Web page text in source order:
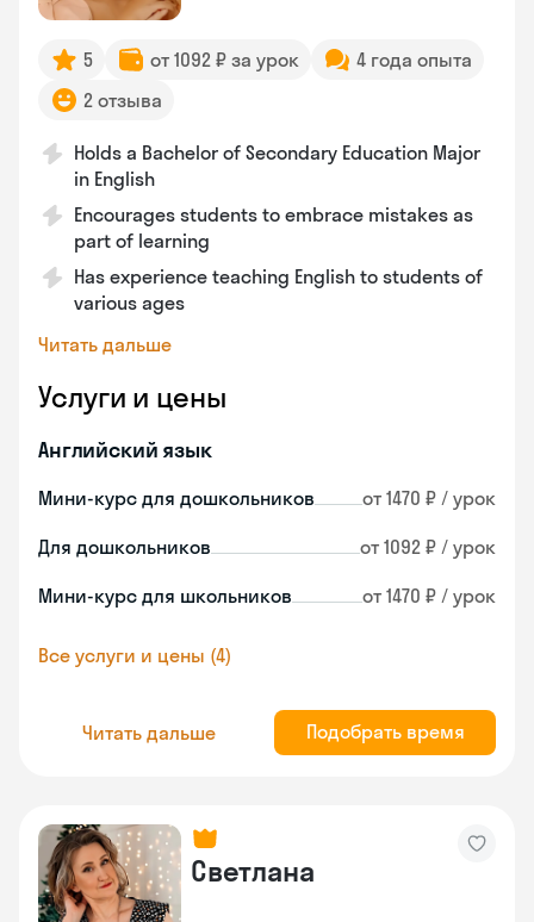
5 от 1092 ₽ за урок
4 года опыта
2 отзыва
Holds a Bachelor of Secondary Education Major
in English
Encourages students to embrace mistakes as
part of learning
Has experience teaching English to students of
various ages
Читать дальше
Услуги и цены
Английский язык
Мини-курс для дошкольников от 1470 ₽ / урок
Для дошкольников от 1092 ₽ / урок
Мини-курс для школьников от 1470 ₽ / урок
Все услуги и цены (4)
Читать дальше Подобрать время
Светлана